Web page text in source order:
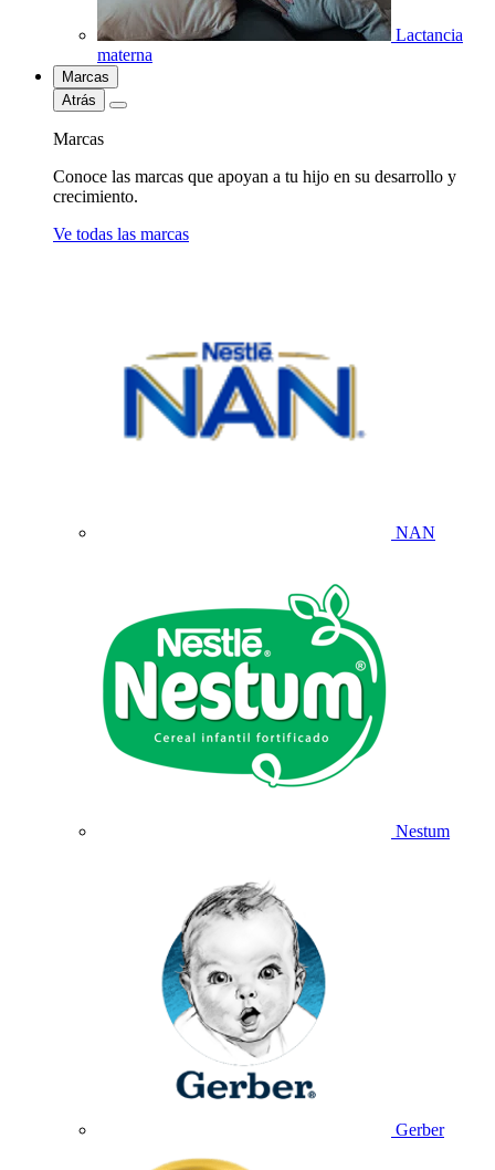
Lactancia
materna
Marcas
Atrás
Marcas
Conoce las marcas que apoyan a tu hijo en su desarrollo y
crecimiento.
Ve todas las marcas
NAN
Nestum
Gerber